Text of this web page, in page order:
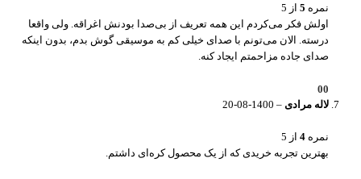
نمره 5 از 5
اولش فکر می‌کردم این همه تعریف از بی‌صدا بودنش اغراقه. ولی واقعا
درسته. الان می‌تونم با صدای خیلی کم به موسیقی گوش بدم، بدون اینکه
صدای جاده مزاحمتم ایجاد کنه.
0
0
لاله مرادی –
1400-08-20
نمره 4 از 5
بهترین تجربه خریدی که از یک محصول کره‌ای داشتم.